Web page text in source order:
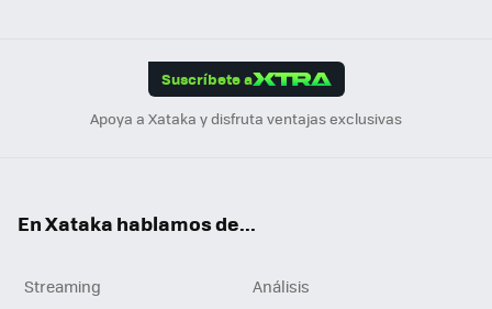
Suscríbete a
Apoya a Xataka y disfruta ventajas exclusivas
En Xataka hablamos de...
Streaming
Análisis